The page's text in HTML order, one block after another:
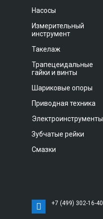
Насосы
Измерительный
инструмент
Такелаж
Трапецеидальные
гайки и винты
Шариковые опоры
Приводная техника
Электроинструменты
Зубчатые рейки
Смазки
+7 (499) 302-16-40